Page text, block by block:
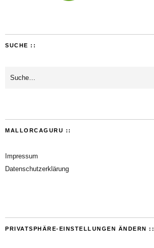
SUCHE ::
MALLORCAGURU ::
Impressum
Datenschutzerklärung
PRIVATSPHÄRE-EINSTELLUNGEN ÄNDERN ::